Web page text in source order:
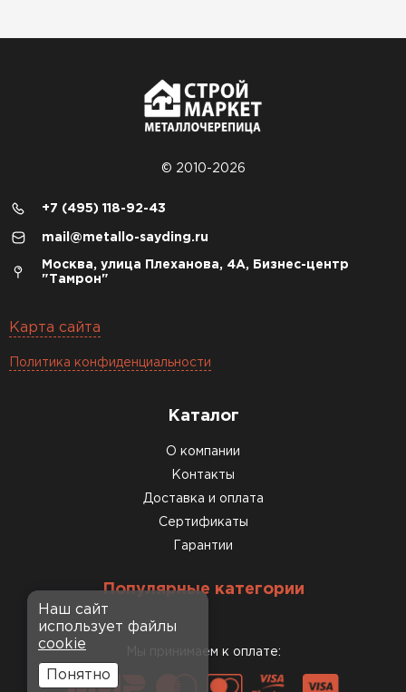
© 2010-2026
+7 (495) 118-92-43
mail@metallo-sayding.ru
Москва, улица Плеханова, 4А, Бизнес-центр
"Тамрон"
Карта сайта
Политика конфиденциальности
Каталог
О компании
Контакты
Доставка и оплата
Сертификаты
Гарантии
Популярные категории
Мы принимаем к оплате:
Наш сайт
использует файлы
cookie
Понятно